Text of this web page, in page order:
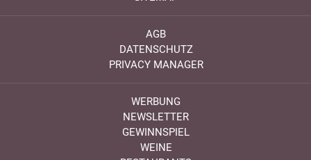
AGB
DATENSCHUTZ
PRIVACY MANAGER
WERBUNG
NEWSLETTER
GEWINNSPIEL
WEINE